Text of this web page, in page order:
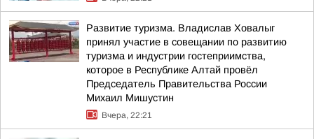
Развитие туризма. Владислав Ховалыг
принял участие в совещании по развитию
туризма и индустрии гостеприимства,
которое в Республике Алтай провёл
Председатель Правительства России
Михаил Мишустин
Вчера, 22:21